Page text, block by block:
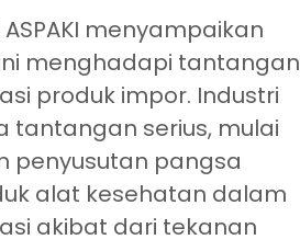
menyampaikan
menghadapi tantangan
produk impor. Industri
serius, mulai
penyusutan pangsa
alat kesehatan dalam
akibat dari tekanan